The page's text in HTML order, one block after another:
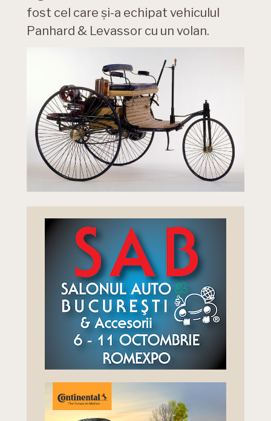
fost cel care și-a echipat vehiculul
Panhard & Levassor cu un volan.